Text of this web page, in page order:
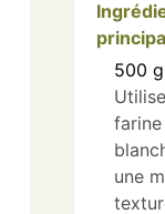
500 g
farine
une